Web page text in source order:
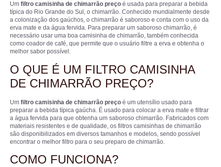
Um filtro camisinha de chimarrão preço é usada para preparar a bebida
típica do Rio Grande do Sul, o chimarrão. Conhecido mundialmente desde
a colonização dos gaúchos, o chimarrão é saboroso e conta com o uso da
erva mate e da água fervida. Para preparar um saboroso chimarrão, é
necessário usar uma boa camisinha de chimarrão, também conhecida
como coador de café, que permite que o usuário filtre a erva e obtenha o
melhor sabor possível.
O QUE É UM FILTRO CAMISINHA
DE CHIMARRÃO PREÇO?
Um filtro camisinha de chimarrão preço é um utensílio usado para
preparar a bebida típica gaúcha. É usado para colocar a erva mate e filtrar
a água fervida para que obtenha um saboroso chimarrão. Fabricados com
materiais resistentes e de qualidade, os filtros camisinhas de chimarrão
são disponibilizados em diversos tamanhos e modelos, sendo possível
encontrar o melhor filtro para o seu preparo de chimarrão.
COMO FUNCIONA?